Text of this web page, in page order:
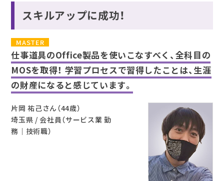
スキルアップに成功！
MASTER
仕事道具のOffice製品を使いこなすべく、全科目の
MOSを取得！ 学習プロセスで習得したことは、生涯
の財産になると感じています。
片岡 祐己さん（44歳）
埼玉県 / 会社員（サービス業 勤
務｜技術職）